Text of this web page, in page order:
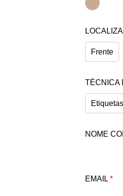
Frente
TÉCNICA
NOME
EMAIL *